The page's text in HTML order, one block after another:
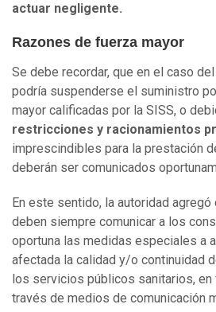
actuar negligente.
Razones de fuerza mayor
Se debe recordar, que en el caso
podría suspenderse el suministro
mayor calificadas por la SISS, o
restricciones y racionamientos
imprescindibles para la prestación
deberán ser comunicados
En este sentido, la autoridad
deben siempre comunicar a los
oportuna las medidas especiales a
afectada la calidad y/o continuidad
los servicios públicos sanitarios, en
través de medios de comunicación